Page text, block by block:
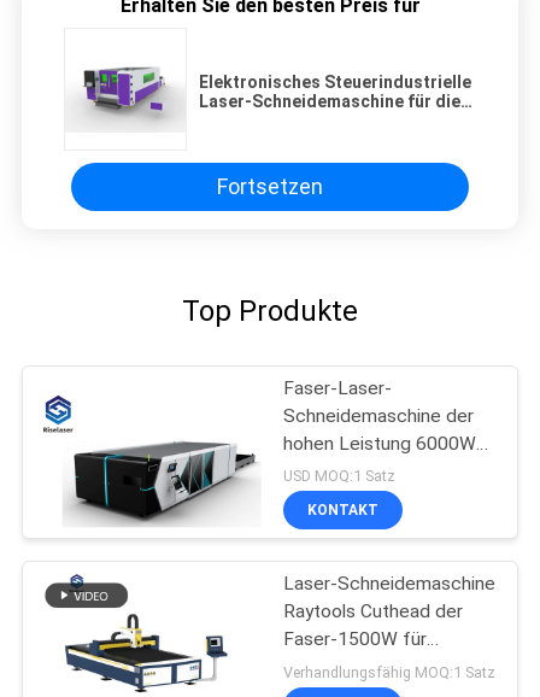
Erhalten Sie den besten Preis für
Elektronisches Steuerindustrielle
Laser-Schneidemaschine für die
Fortsetzen
Top Produkte
Faser-Laser-
Schneidemaschine der
hohen Leistung 6000W
für Metall
USD MOQ:1 Satz
KONTAKT
Laser-Schneidemaschine
Raytools Cuthead der
Faser-1500W für
Aluminiumlegierung
Verhandlungsfähig MOQ:1 Satz